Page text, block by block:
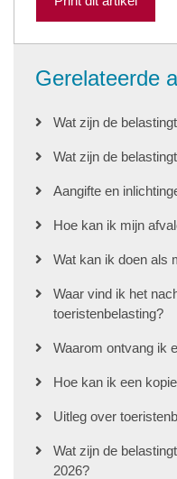
Gerelateerde
Wat zijn de
Wat zijn de
Aangifte en
Hoe kan ik mijn
Wat kan ik doen als
Waar vind ik het
toeristenbelasting?
Waarom ontvang ik
Hoe kan ik een
Uitleg over
Wat zijn de
2026?